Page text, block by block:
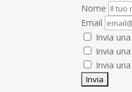
Nome
Email
Invia
Invia
Invia